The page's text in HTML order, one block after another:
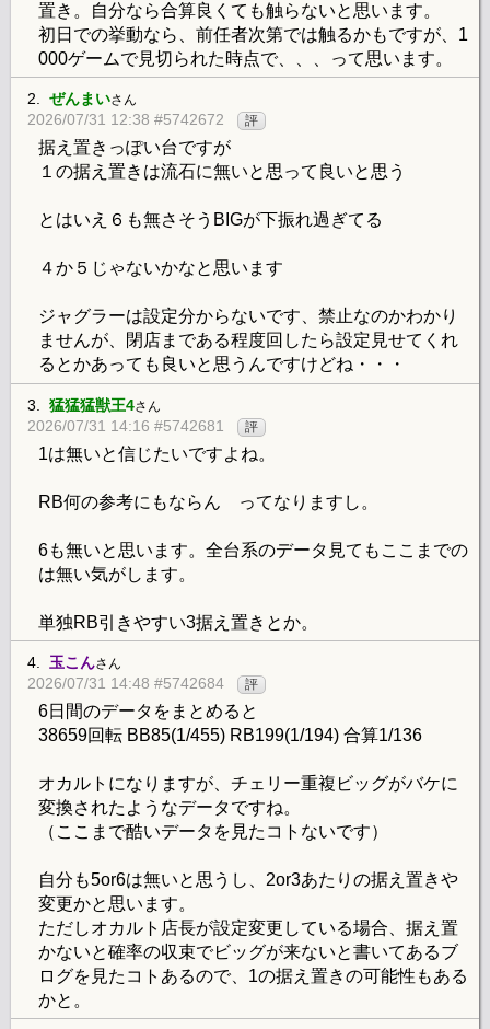
置き。自分なら合算良くても触らないと思います。
初日での挙動なら、前任者次第では触るかもですが、1
000ゲームで見切られた時点で、、、って思います。
2. ぜんまいさん
2026/07/31 12:38 #5742672 評
据え置きっぽい台ですが
１の据え置きは流石に無いと思って良いと思う
とはいえ６も無さそうBIGが下振れ過ぎてる
４か５じゃないかなと思います
ジャグラーは設定分からないです、禁止なのかわかり
ませんが、閉店まである程度回したら設定見せてくれ
るとかあっても良いと思うんですけどね・・・
3. 猛猛猛獣王4さん
2026/07/31 14:16 #5742681 評
1は無いと信じたいですよね。
RB何の参考にもならん ってなりますし。
6も無いと思います。全台系のデータ見てもここまでの
は無い気がします。
単独RB引きやすい3据え置きとか。
4. 玉こんさん
2026/07/31 14:48 #5742684 評
6日間のデータをまとめると
38659回転 BB85(1/455) RB199(1/194) 合算1/136
オカルトになりますが、チェリー重複ビッグがバケに
変換されたようなデータですね。
（ここまで酷いデータを見たコトないです）
自分も5or6は無いと思うし、2or3あたりの据え置きや
変更かと思います。
ただしオカルト店長が設定変更している場合、据え置
かないと確率の収束でビッグが来ないと書いてあるブ
ログを見たコトあるので、1の据え置きの可能性もある
かと。